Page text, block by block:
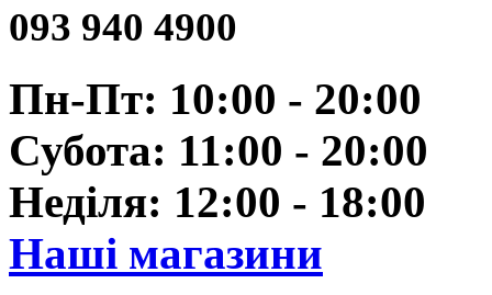
093 940 4900
Пн-Пт: 10:00 - 20:00
Субота: 11:00 - 20:00
Неділя: 12:00 - 18:00
Наші магазини